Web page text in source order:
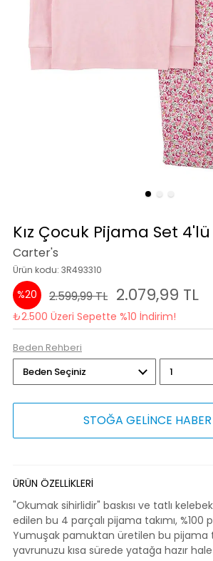
Kız Çocuk Pijama Set
Carter's
Ürün kodu: 3R493310
%20 2.599,99 TL 2.079,99 TL
₺2.500 Üzeri Sepette %10 İndirim!
Beden Rehberi
STOĞA GELİNCE
ÜRÜN ÖZELLİKLERİ
"Okumak sihirlidir" baskısı ve tatlı
edilen bu 4 parçalı pijama takımı, %100
Yumuşak pamuktan üretilen bu pijama
yavrunuzu kısa sürede yatağa hazır